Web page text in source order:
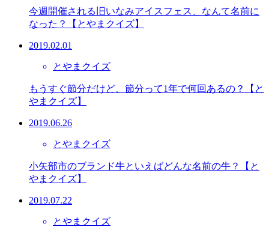
今週開催される旧いなみアイスフェス、なんて名前に
なった？【とやまクイズ】
2019.02.01
とやまクイズ
もうすぐ節分だけど、節分って1年で何回あるの？【と
やまクイズ】
2019.06.26
とやまクイズ
小矢部市のブランド牛といえばどんな名前の牛？【と
やまクイズ】
2019.07.22
とやまクイズ